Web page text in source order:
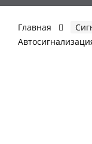
Skip
contentГлавная